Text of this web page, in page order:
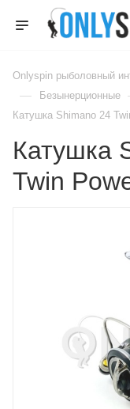
Onlyspin рыболовный
— Безынерционные
Катушка Shimano 24
Катушка
Twin